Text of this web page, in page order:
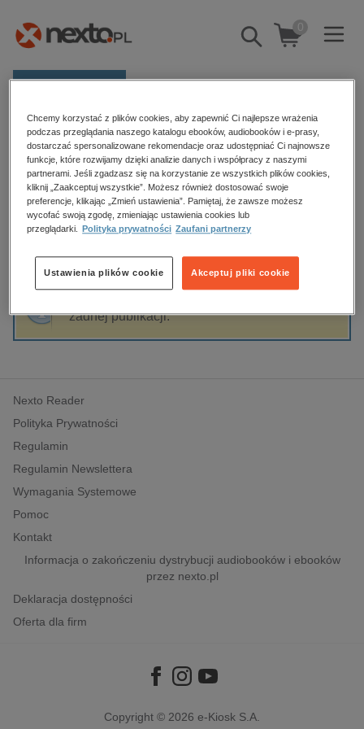
Pokaż/schowaj
wyszukiwarkę
0
Kategorie
Zobacz wszystkie E-prasa
budownictwo, aranżacja wnętrz
biznesowe, branżowe, gospodarka
dzienniki
edukacja
hobby, sport, rozrywka
komputery, internet, technologie, informatyka
polityka, społeczno-informacyjne
psychologiczne
inne
popularno-naukowe
historia
Strona główna Ewa Abart
Ewa Abart
Sortowanie Filtrowanie
żadnej publikacji.
Nexto Reader
Polityka Prywatności
Regulamin
Regulamin Newslettera
Wymagania Systemowe
Pomoc
Kontakt
Informacja o zakończeniu dystrybucji audiobooków i ebooków
przez nexto.pl
Deklaracja dostępności
Oferta dla firm
Copyright © 2026 e-Kiosk S.A.
Chcemy korzystać z plików cookies, aby zapewnić Ci najlepsze wrażenia
podczas przeglądania naszego katalogu ebooków, audiobooków i e-prasy,
dostarczać spersonalizowane rekomendacje oraz udostępniać Ci najnowsze
funkcje, które rozwijamy dzięki analizie danych i współpracy z naszymi
partnerami. Jeśli zgadzasz się na korzystanie ze wszystkich plików cookies,
kliknij „Zaakceptuj wszystkie”. Możesz również dostosować swoje
preferencje, klikając „Zmień ustawienia”. Pamiętaj, że zawsze możesz
wycofać swoją zgodę, zmieniając ustawienia cookies lub
przeglądarki.
Polityka prywatności Zaufani partnerzy
Akceptuj pliki cookie
Ustawienia plików cookie